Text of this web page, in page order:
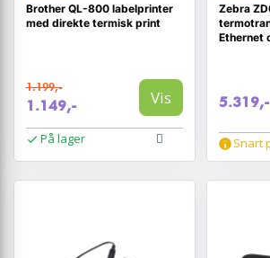
Brother QL-800 labelprinter
med direkte termisk print
1.199,-
1.149,- Vis
På lager
Zebra
Ethernet
5.319,-
Snart